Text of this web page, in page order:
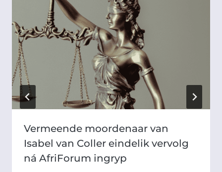
Vermeende moordenaar van
Isabel van Coller eindelik vervolg
ná AfriForum ingryp